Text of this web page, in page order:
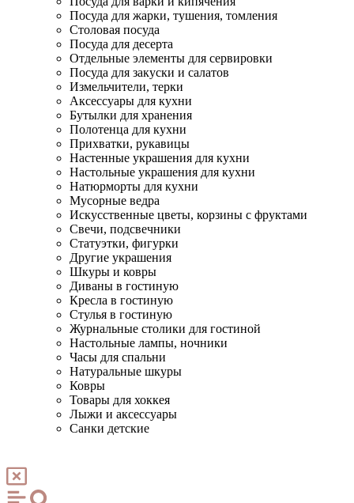
Посуда для жарки, тушения, томления
Столовая посуда
Посуда для десерта
Отдельные элементы для сервировки
Посуда для закуски и салатов
Измельчители, терки
Аксессуары для кухни
Бутылки для хранения
Полотенца для кухни
Прихватки, рукавицы
Настенные украшения для кухни
Настольные украшения для кухни
Натюрморты для кухни
Мусорные ведра
Искусственные цветы, корзины с фруктами
Свечи, подсвечники
Статуэтки, фигурки
Другие украшения
Шкуры и ковры
Диваны в гостиную
Кресла в гостиную
Стулья в гостиную
Журнальные столики для гостиной
Настольные лампы, ночники
Часы для спальни
Натуральные шкуры
Ковры
Товары для хоккея
Лыжи и аксессуары
Санки детские